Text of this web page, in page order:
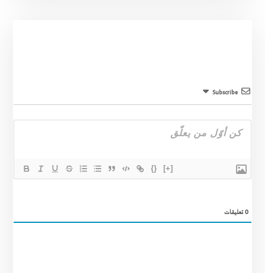
Subscribe
{} [+]
0تعليقات